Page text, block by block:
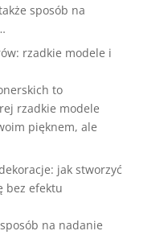
sposób na
rzadkie modele i
to
rzadkie modele
pięknem, ale
jak stworzyć
bez efektu
na nadanie